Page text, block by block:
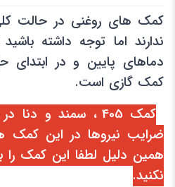
کمک های روغنی در حالت
ندارند اما توجه داشته
دماهای پایین و در ابتدای
کمک گازی است.
کمک 405 ، سمند و
ضرایب نیروها در این کمک
همین دلیل لطفا این کمک را
نکنید.